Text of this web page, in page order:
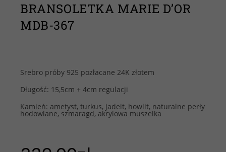
BRANSOLETKA MARIE D’OR
MDB-367
Srebro próby 925 pozłacane 24K złotem
Długość: 15,5cm + 4cm regulacji
Kamień: ametyst, turkus, jadeit, howlit, naturalne perły
hodowlane, szmaragd, akrylowa muszelka